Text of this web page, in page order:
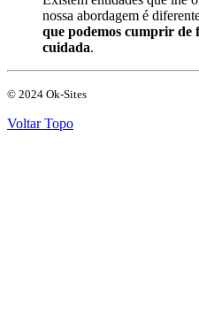
nossa abordagem é
que podemos cumprir de
cuidada.
© 2024 Ok-Sites
Voltar Topo